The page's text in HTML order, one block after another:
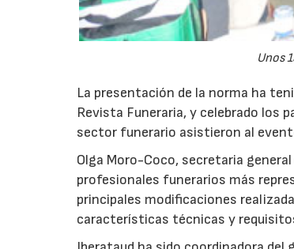
Unos
La presentación de la norma ha
Revista Funeraria, y celebrado los
sector funerario asistieron al
Olga Moro-Coco, secretaria
profesionales funerarios más
principales modificaciones
características técnicas y